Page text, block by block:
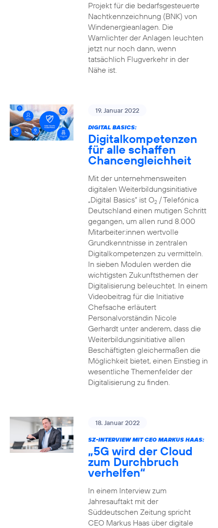
Projekt für die bedarfsgesteuerte
Nachtkennzeichnung (BNK) von
Windenergieanlagen. Die
Warnlichter der Anlagen leuchten
jetzt nur noch dann, wenn
tatsächlich Flugverkehr in der
Nähe ist.
19. Januar 2022
DIGITAL BASICS:
Digitalkompetenzen
für alle schaffen
Chancengleichheit
Mit der unternehmensweiten
digitalen Weiterbildungsinitiative
„Digital Basics“ ist O2/ Telefónica
Deutschland einen mutigen Schritt
gegangen, um allen rund 8.000
Mitarbeiter:innen wertvolle
Grundkenntnisse in zentralen
Digitalkompetenzen zu vermitteln.
In sieben Modulen werden die
wichtigsten Zukunftsthemen der
Digitalisierung beleuchtet. In einem
Videobeitrag für die Initiative
Chefsache erläutert
Personalvorständin Nicole
Gerhardt unter anderem, dass die
Weiterbildungsinitiative allen
Beschäftigten gleichermaßen die
Möglichkeit bietet, einen Einstieg in
wesentliche Themenfelder der
Digitalisierung zu finden.
18. Januar 2022
SZ-INTERVIEW MIT CEO MARKUS HAAS:
„5G wird der Cloud
zum Durchbruch
verhelfen“
In einem Interview zum
Jahresauftakt mit der
Süddeutschen Zeitung spricht
CEO Markus Haas über digitale